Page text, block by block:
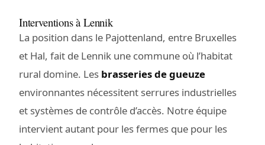
Interventions à Lennik
La position dans le Pajottenland, entre Bruxelles
et Hal, fait de Lennik une commune où l’habitat
rural domine. Les brasseries de gueuze
environnantes nécessitent serrures industrielles
et systèmes de contrôle d’accès. Notre équipe
intervient autant pour les fermes que pour les